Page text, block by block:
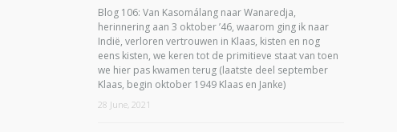
Blog 106: Van Kasomálang naar Wanaredja,
herinnering aan 3 oktober ’46, waarom ging ik naar
Indië, verloren vertrouwen in Klaas, kisten en nog
eens kisten, we keren tot de primitieve staat van toen
we hier pas kwamen terug (laatste deel september
Klaas, begin oktober 1949 Klaas en Janke)
28 June, 2021